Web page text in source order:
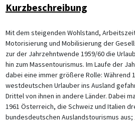
Kurzbeschreibung
Mit dem steigenden Wohlstand,
Motorisierung und Mobilisierung der
zur der Jahrzehntwende 1959/60 die
hin zum Massentourismus. Im Laufe der
dabei eine immer größere Rolle: Während
westdeutschen Urlauber ins Ausland
Drittel von ihnen in andere Länder. Dabei
1961 Österreich, die Schweiz und Italien
bundesdeutschen Auslandstourismus aus;